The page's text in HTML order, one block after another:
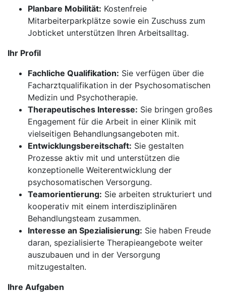
Planbare Mobilität: Kostenfreie
Mitarbeiterparkplätze sowie ein Zuschuss zum
Jobticket unterstützen Ihren Arbeitsalltag.
Ihr Profil
Fachliche Qualifikation: Sie verfügen über die
Facharztqualifikation in der Psychosomatischen
Medizin und Psychotherapie.
Therapeutisches Interesse: Sie bringen großes
Engagement für die Arbeit in einer Klinik mit
vielseitigen Behandlungsangeboten mit.
Entwicklungsbereitschaft: Sie gestalten
Prozesse aktiv mit und unterstützen die
konzeptionelle Weiterentwicklung der
psychosomatischen Versorgung.
Teamorientierung: Sie arbeiten strukturiert und
kooperativ mit einem interdisziplinären
Behandlungsteam zusammen.
Interesse an Spezialisierung: Sie haben Freude
daran, spezialisierte Therapieangebote weiter
auszubauen und in der Versorgung
mitzugestalten.
Ihre Aufgaben